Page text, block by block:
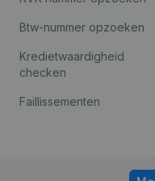
Btw-nummer opzoeken
Kredietwaardigheid
checken
Faillissementen